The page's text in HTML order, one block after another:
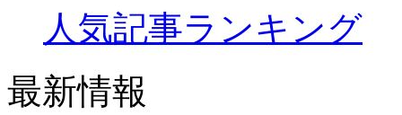
人気記事ランキング
最新情報